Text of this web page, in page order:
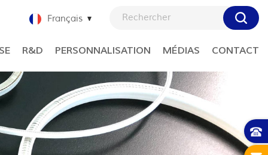
Français
R&D PERSONNALISATION MÉDIAS CONTACT